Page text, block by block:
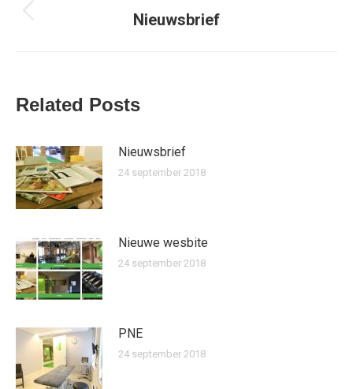
navigatie
Vorig
Nieuwsbrief
Related Posts
Nieuwsbrief
24 september 2018
Nieuwe wesbite
24 september 2018
PNE
24 september 2018